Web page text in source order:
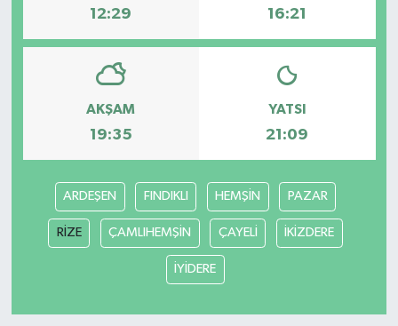
12:29 16:21
AKŞAM
19:35
YATSI
21:09
ARDEŞEN FINDIKLI HEMŞİN PAZAR
RİZE ÇAMLIHEMŞİN ÇAYELİ İKİZDERE
İYİDERE
YAŞAM